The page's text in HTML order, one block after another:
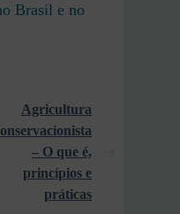
Brasil e no
Agricultura
– O que é,
princípios e
práticas